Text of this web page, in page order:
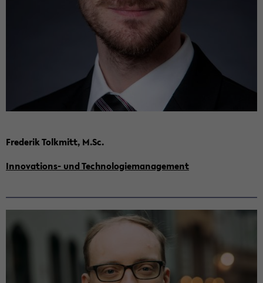
Fre­de­rik Tolk­mitt, M.Sc.
Innovations-​ und Tech­no­lo­gie­ma­nage­ment